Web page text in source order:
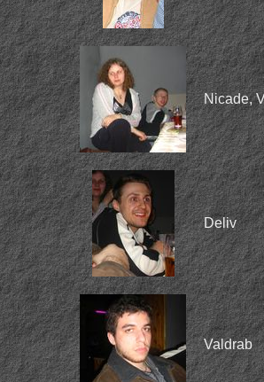
Nicade,
Deliv
Valdrab